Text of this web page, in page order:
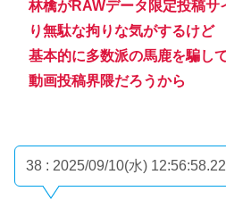
林檎がRAWデータ限定投稿サ
り無駄な拘りな気がするけど
基本的に多数派の馬鹿を騙し
動画投稿界隈だろうから
38 : 2025/09/10(水) 12:56:58.22